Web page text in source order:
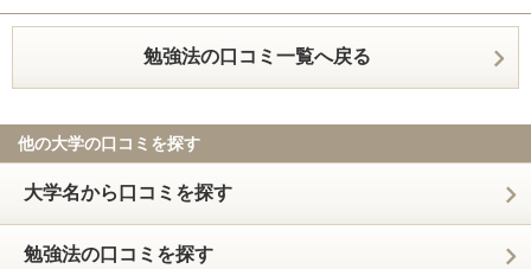
勉強法の口コミ一覧へ戻る
他の大学の口コミを探す
大学名から口コミを探す
勉強法の口コミを探す